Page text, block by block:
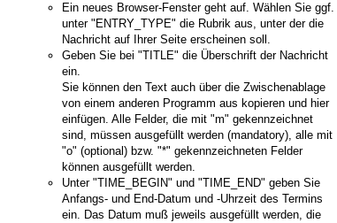
Ein neues Browser-Fenster geht auf. Wählen Sie ggf.
unter "ENTRY_TYPE" die Rubrik aus, unter der die
Nachricht auf Ihrer Seite erscheinen soll.
Geben Sie bei "TITLE" die Überschrift der Nachricht
ein.
Sie können den Text auch über die Zwischenablage
von einem anderen Programm aus kopieren und hier
einfügen. Alle Felder, die mit "m" gekennzeichnet
sind, müssen ausgefüllt werden (mandatory), alle mit
"o" (optional) bzw. "*" gekennzeichneten Felder
können ausgefüllt werden.
Unter "TIME_BEGIN" und "TIME_END" geben Sie
Anfangs- und End-Datum und -Uhrzeit des Termins
ein. Das Datum muß jeweils ausgefüllt werden, die